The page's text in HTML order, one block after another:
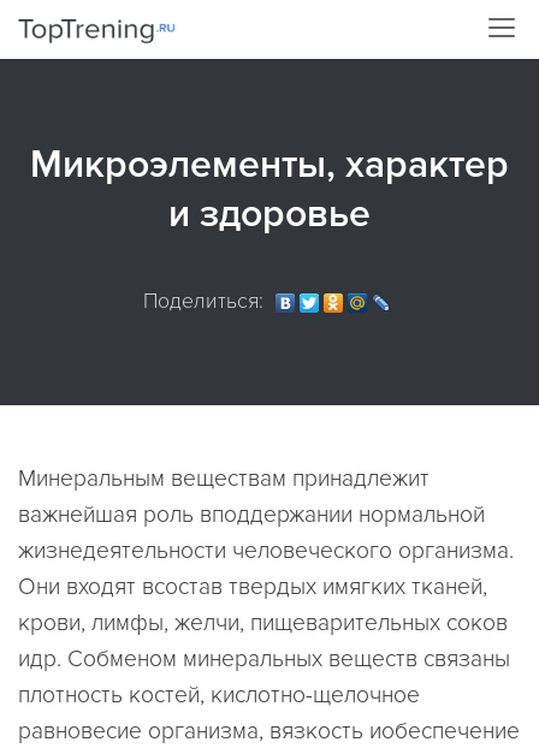
Микроэлементы, характер
и здоровье
Поделиться:
Минеральным веществам принадлежит
важнейшая роль вподдержании нормальной
жизнедеятельности человеческого организма.
Они входят всостав твердых имягких тканей,
крови, лимфы, желчи, пищеварительных соков
идр. Собменом минеральных веществ связаны
плотность костей, кислотно-щелочное
равновесие организма, вязкость иобеспечение